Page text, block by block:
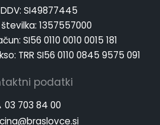
SI49877445
1357557000
SI56 0110 0010 0015 181
TRR SI56 0110 0845 9575 091
podatki
03 703 84 00